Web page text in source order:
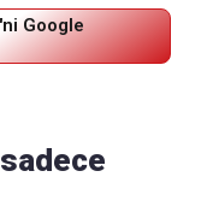
Google